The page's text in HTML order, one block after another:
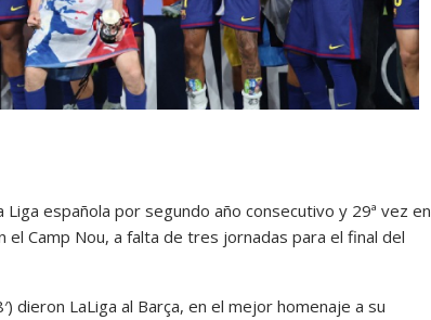
Liga española por segundo año consecutivo y 29ª vez en
Camp Nou, a falta de tres jornadas para el final del
dieron LaLiga al Barça, en el mejor homenaje a su